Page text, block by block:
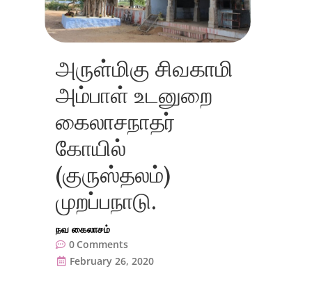
அருள்மிகு சிவகாமி
அம்பாள் உடனுறை
கைலாசநாதர்
கோயில்
(குருஸ்தலம்)
முறப்பநாடு.
நவ கைலாசம்
0 Comments
February 26, 2020